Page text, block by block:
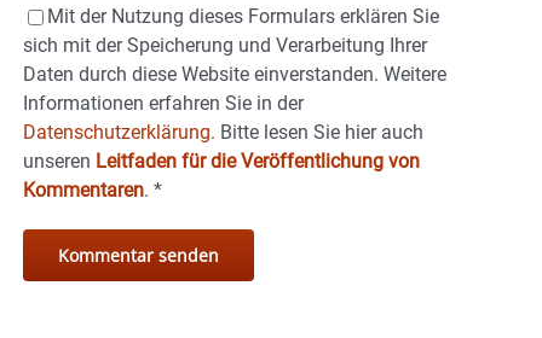
Mit der Nutzung dieses Formulars erklären Sie
sich mit der Speicherung und Verarbeitung Ihrer
Daten durch diese Website einverstanden. Weitere
Informationen erfahren Sie in der
Datenschutzerklärung. Bitte lesen Sie hier auch
unseren Leitfaden für die Veröffentlichung von
Kommentaren. *